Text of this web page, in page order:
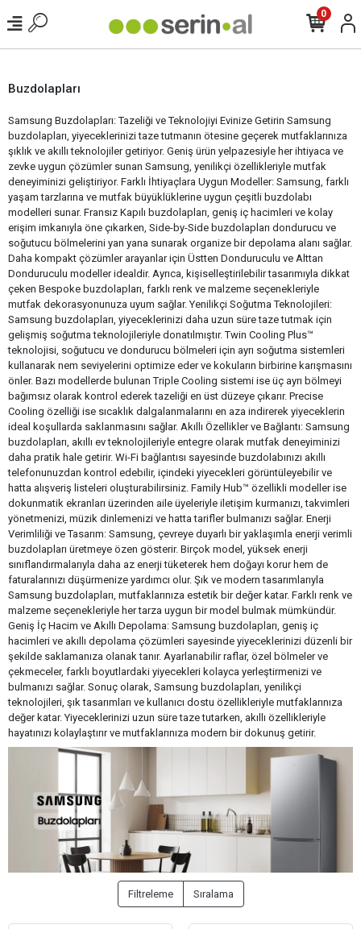
0
Buzdolapları
Samsung Buzdolapları: Tazeliği ve Teknolojiyi Evinize Getirin Samsung
buzdolapları, yiyeceklerinizi taze tutmanın ötesine geçerek mutfaklarınıza
şıklık ve akıllı teknolojiler getiriyor. Geniş ürün yelpazesiyle her ihtiyaca ve
zevke uygun çözümler sunan Samsung, yenilikçi özellikleriyle mutfak
deneyiminizi geliştiriyor. Farklı İhtiyaçlara Uygun Modeller: Samsung, farklı
yaşam tarzlarına ve mutfak büyüklüklerine uygun çeşitli buzdolabı
modelleri sunar. Fransız Kapılı buzdolapları, geniş iç hacimleri ve kolay
erişim imkanıyla öne çıkarken, Side-by-Side buzdolapları dondurucu ve
soğutucu bölmelerini yan yana sunarak organize bir depolama alanı sağlar.
Daha kompakt çözümler arayanlar için Üstten Donduruculu ve Alttan
Donduruculu modeller idealdir. Ayrıca, kişiselleştirilebilir tasarımıyla dikkat
çeken Bespoke buzdolapları, farklı renk ve malzeme seçenekleriyle
mutfak dekorasyonunuza uyum sağlar. Yenilikçi Soğutma Teknolojileri:
Samsung buzdolapları, yiyeceklerinizi daha uzun süre taze tutmak için
gelişmiş soğutma teknolojileriyle donatılmıştır. Twin Cooling Plus™
teknolojisi, soğutucu ve dondurucu bölmeleri için ayrı soğutma sistemleri
kullanarak nem seviyelerini optimize eder ve kokuların birbirine karışmasını
önler. Bazı modellerde bulunan Triple Cooling sistemi ise üç ayrı bölmeyi
bağımsız olarak kontrol ederek tazeliği en üst düzeye çıkarır. Precise
Cooling özelliği ise sıcaklık dalgalanmalarını en aza indirerek yiyeceklerin
ideal koşullarda saklanmasını sağlar. Akıllı Özellikler ve Bağlantı: Samsung
buzdolapları, akıllı ev teknolojileriyle entegre olarak mutfak deneyiminizi
daha pratik hale getirir. Wi-Fi bağlantısı sayesinde buzdolabınızı akıllı
telefonunuzdan kontrol edebilir, içindeki yiyecekleri görüntüleyebilir ve
hatta alışveriş listeleri oluşturabilirsiniz. Family Hub™ özellikli modeller ise
dokunmatik ekranları üzerinden aile üyeleriyle iletişim kurmanızı, takvimleri
yönetmenizi, müzik dinlemenizi ve hatta tarifler bulmanızı sağlar. Enerji
Verimliliği ve Tasarım: Samsung, çevreye duyarlı bir yaklaşımla enerji verimli
buzdolapları üretmeye özen gösterir. Birçok model, yüksek enerji
sınıflandırmalarıyla daha az enerji tüketerek hem doğayı korur hem de
faturalarınızı düşürmenize yardımcı olur. Şık ve modern tasarımlarıyla
Samsung buzdolapları, mutfaklarınıza estetik bir değer katar. Farklı renk ve
malzeme seçenekleriyle her tarza uygun bir model bulmak mümkündür.
Geniş İç Hacim ve Akıllı Depolama: Samsung buzdolapları, geniş iç
hacimleri ve akıllı depolama çözümleri sayesinde yiyeceklerinizi düzenli bir
şekilde saklamanıza olanak tanır. Ayarlanabilir raflar, özel bölmeler ve
çekmeceler, farklı boyutlardaki yiyecekleri kolayca yerleştirmenizi ve
bulmanızı sağlar. Sonuç olarak, Samsung buzdolapları, yenilikçi
teknolojileri, şık tasarımları ve kullanıcı dostu özellikleriyle mutfaklarınıza
değer katar. Yiyeceklerinizi uzun süre taze tutarken, akıllı özellikleriyle
hayatınızı kolaylaştırır ve mutfaklarınıza modern bir dokunuş getirir.
Filtreleme Sıralama